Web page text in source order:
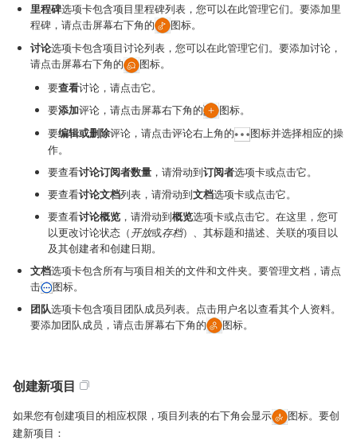
里程碑选项卡包含项目里程碑列表，您可以在此管理它们。要添加里
程碑，请点击屏幕右下角的
图标。
讨论选项卡包含项目讨论列表，您可以在此管理它们。要添加讨论，
请点击屏幕右下角的
图标。
要查看讨论，请点击它。
要添加评论，请点击屏幕右下角的
图标。
要编辑或删除评论，请点击评论右上角的
图标并选择相应的操
作。
要查看讨论订阅者数量 ，请滑动到订阅者选项卡或点击它。
要查看讨论文档列表，请滑动到文档选项卡或点击它。
要查看讨论概览 ，请滑动到概览选项卡或点击它。在这里，您可
以更改讨论状态（开放或存档）、其标题和描述、关联的项目以
及其创建者和创建日期。
文档选项卡包含所有与项目相关的文件和文件夹。要管理文档，请点
击
图标。
团队选项卡包含项目团队成员列表。点击用户名以查看其个人资料。
要添加团队成员，请点击屏幕右下角的
图标。
创建新项目
如果您有创建项目的相应权限，项目列表的右下角会显示
图标。要创
建新项目：